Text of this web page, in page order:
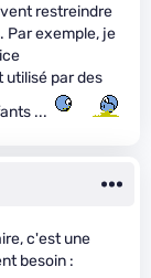
restreindre
Par exemple, je
par des
...
c'est une
besoin :